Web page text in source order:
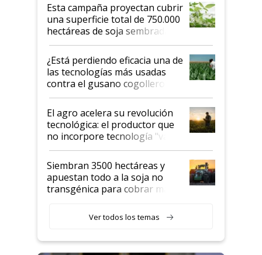
Esta campaña proyectan cubrir
una superficie total de 750.000
hectáreas de soja sembradas
con una nueva generación de
variedades que marcan un
salto tecnológico en genética y
rendimiento
¿Está perdiendo eficacia una de
las tecnologías más usadas
contra el gusano cogollero? El
desafío de una tecnología clave
El agro acelera su revolución
tecnológica: el productor que
no incorpore tecnología "va a
perder el tren"
Siembran 3500 hectáreas y
apuestan todo a la soja no
transgénica para cobrar más
Ver todos los temas